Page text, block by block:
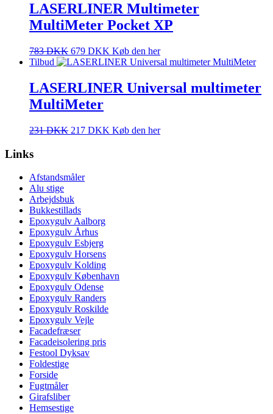
LASERLINER Multimeter
MultiMeter Pocket XP
783DKK 679 DKK Køb den her
Tilbud
LASERLINER Universal multimeter
MultiMeter
231DKK 217 DKK Køb den her
Links
Afstandsmåler
Alu stige
Arbejdsbuk
Bukkestillads
Epoxygulv Aalborg
Epoxygulv Århus
Epoxygulv Esbjerg
Epoxygulv Horsens
Epoxygulv Kolding
Epoxygulv København
Epoxygulv Odense
Epoxygulv Randers
Epoxygulv Roskilde
Epoxygulv Vejle
Facadefræser
Facadeisolering pris
Festool Dyksav
Foldestige
Forside
Fugtmåler
Girafsliber
Hemsestige